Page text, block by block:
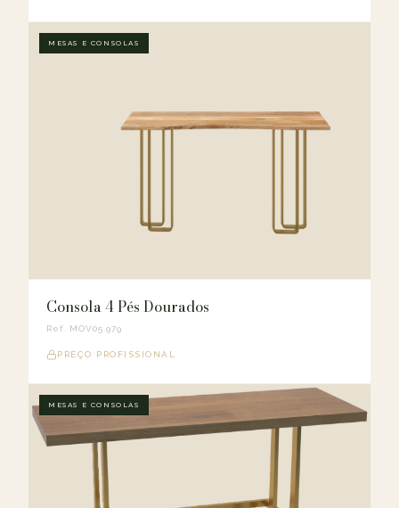
MESAS E CONSOLAS
Consola 4 Pés Dourados
Ref. MOV05.979
PREÇO PROFISSIONAL
MESAS E CONSOLAS